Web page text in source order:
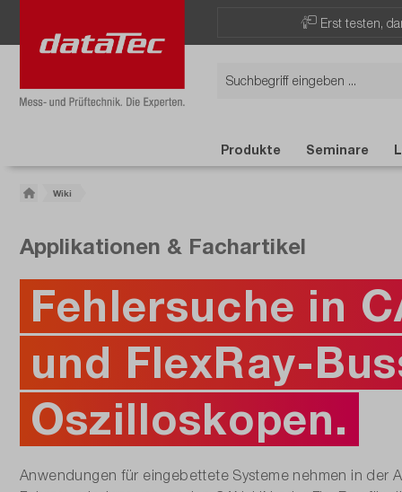
Erst testen,
Produkte Seminare
Wiki
Applikationen & Fachartikel
Fehlersuche in
und FlexRay-
Oszilloskopen.
Anwendungen für eingebettete Systeme nehmen in der